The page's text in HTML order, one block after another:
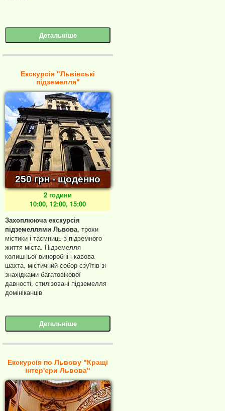
Детальніше
Екскурсія "Львівські
підземелля"
250 грн - щоденно
2 години
10:00, 12:00, 15:00
Захоплююча екскурсія
підземеллями Львова, трохи
містики і таємниць з підземного
життя міста. Підземелля
колишньої виноробні і кавова
шахта, містичний собор єзуїтів зі
знахідками багатовікової
давності, стилізовані підземелля
домініканців
Детальніше
Екскурсія по Львову "Кращі
інтер'єри Львова"